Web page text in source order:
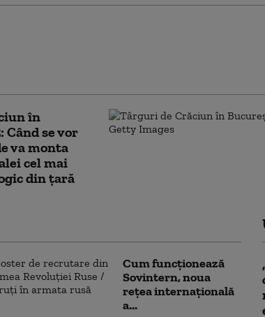
în
Când se vor
va monta
cel mai
din țară
Cum funcționează
Sovintern, noua
rețea internațională
a...